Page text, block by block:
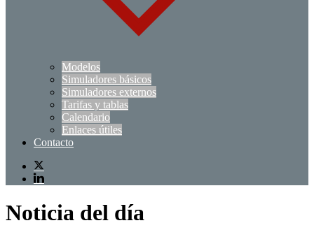
Modelos
Simuladores básicos
Simuladores externos
Tarifas y tablas
Calendario
Enlaces útiles
Contacto
Noticia del día